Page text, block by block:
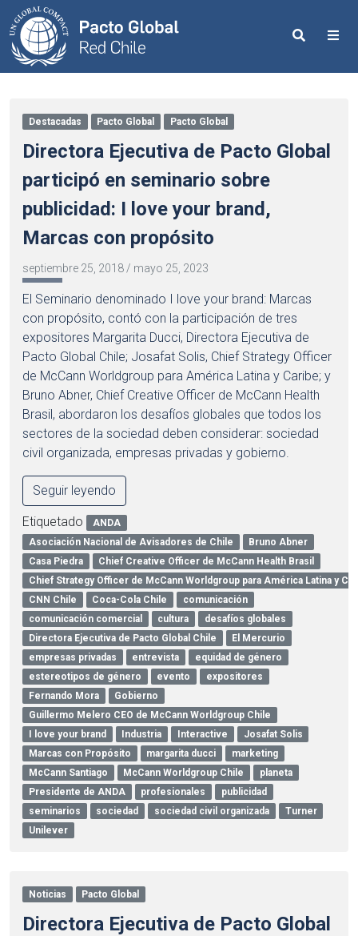
Search
Destacadas Pacto Global Pacto Global
Directora Ejecutiva de Pacto Global
participó en seminario sobre
publicidad: I love your brand,
Marcas con propósito
septiembre 25, 2018 / mayo 25, 2023
El Seminario denominado I love your brand: Marcas
con propósito, contó con la participación de tres
expositores Margarita Ducci, Directora Ejecutiva de
Pacto Global Chile; Josafat Solis, Chief Strategy Officer
de McCann Worldgroup para América Latina y Caribe; y
Bruno Abner, Chief Creative Officer de McCann Health
Brasil, abordaron los desafíos globales que todos los
sectores de la sociedad deben considerar: sociedad
civil organizada, empresas privadas y gobierno.
Seguir leyendo
Etiquetado
ANDA
Asociación Nacional de Avisadores de Chile
Bruno Abner
Casa Piedra
Chief Creative Officer de McCann Health Brasil
Chief Strategy Officer de McCann Worldgroup para América Latina y
CNN Chile
Coca-Cola Chile
comunicación
comunicación comercial
cultura
desafíos globales
Directora Ejecutiva de Pacto Global Chile
El Mercurio
empresas privadas
entrevista
equidad de género
estereotipos de género
evento
expositores
Fernando Mora
Gobierno
Guillermo Melero CEO de McCann Worldgroup Chile
I love your brand
Industria Interactive
Josafat Solis
Marcas con Propósito
margarita ducci
marketing
McCann Santiago
McCann Worldgroup Chile
planeta
Presidente de ANDA
profesionales
publicidad
seminarios
sociedad sociedad civil organizada
Turner
Unilever
Noticias Pacto Global
Directora Ejecutiva de Pacto Global